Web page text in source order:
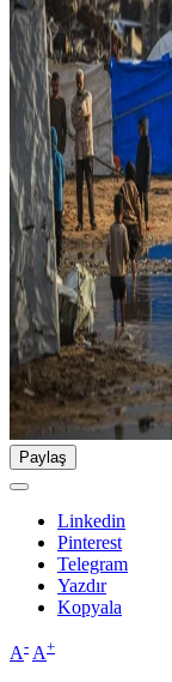
Paylaş
Linkedin
Pinterest
Telegram
Yazdır
Kopyala
A- A+